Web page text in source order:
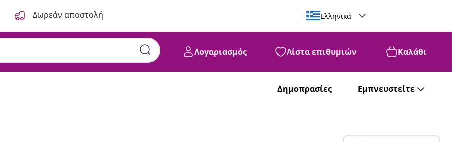
Δωρεάν αποστολή Ελληνικά
Λογαριασμός Λίστα επιθυμιών Καλάθι
Δημοπρασίες Εμπνευστείτε